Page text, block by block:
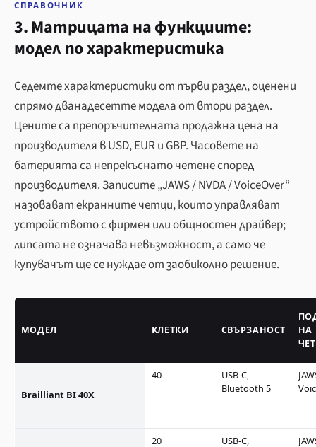
СПРАВОЧНИК
3. Матрицата на функциите:
модел по характеристика
Седемте характеристики от първи раздел, оценени
спрямо дванадесетте модела от втори раздел.
Цените са препоръчителната продажна цена на
производителя в USD, EUR и GBP. Часовете на
батерията са непрекъснато четене според
производителя. Записите „JAWS / NVDA / VoiceOver“
назовават екранните четци, които управляват
устройството с фирмен или общностен драйвер;
липсата не означава невъзможност, а само че
купувачът ще се нуждае от заобиколно решение.
МОДЕЛ КЛЕТКИ СВЪРЗАНОСТ
НА
Brailliant BI 40X
40
USB-C,
Bluetooth 5
20
USB-C,